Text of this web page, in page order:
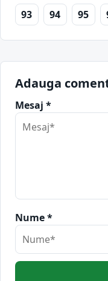
93
94 95
Adauga
Mesaj *
Nume *